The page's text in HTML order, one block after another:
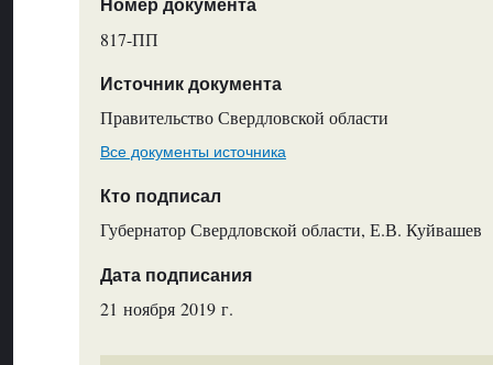
Номер документа
817-ПП
Источник документа
Правительство Свердловской области
Все документы источника
Кто подписал
Губернатор Свердловской области, Е.В. Куйвашев
Дата подписания
21 ноября 2019 г.